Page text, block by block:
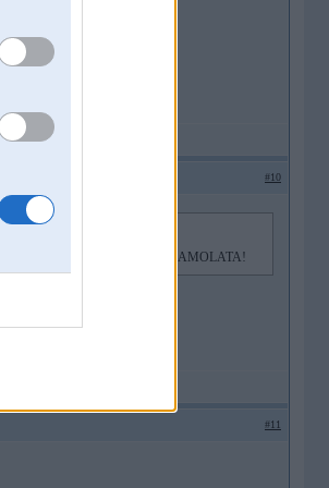
#10
tadas steleju kopa AMOLATA!
#11